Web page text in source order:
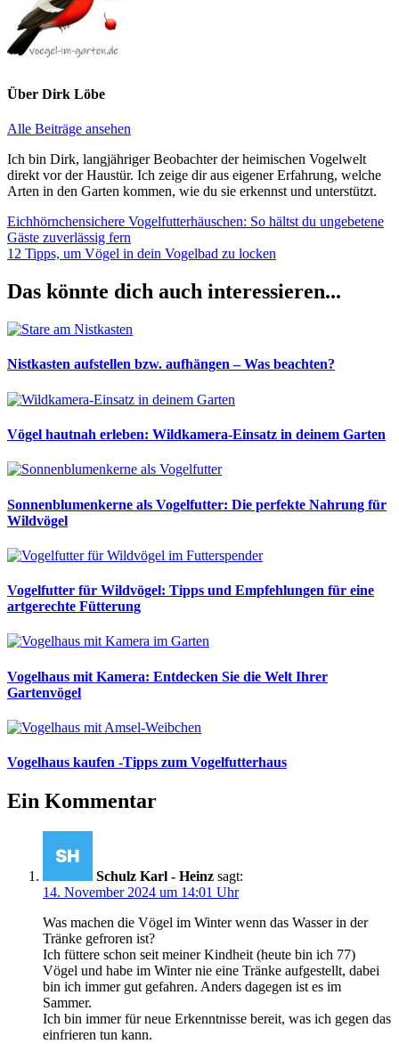
Über Dirk Löbe
Alle Beiträge ansehen
Ich bin Dirk, langjähriger Beobachter der heimischen Vogelwelt
direkt vor der Haustür. Ich zeige dir aus eigener Erfahrung, welche
Arten in den Garten kommen, wie du sie erkennst und unterstützt.
Beitragsnavigation
Vorheriger
Beitrag:
Eichhörnchensichere Vogelfutterhäuschen: So hältst du ungebetene
Gäste zuverlässig fern
Nächster
12 Tipps, um Vögel in dein Vogelbad zu locken
Das könnte dich auch interessieren...
Nistkasten aufstellen bzw. aufhängen – Was beachten?
Vögel hautnah erleben: Wildkamera-Einsatz in deinem Garten
Sonnenblumenkerne als Vogelfutter: Die perfekte Nahrung für
Wildvögel
Vogelfutter für Wildvögel: Tipps und Empfehlungen für eine
artgerechte Fütterung
Vogelhaus mit Kamera: Entdecken Sie die Welt Ihrer
Gartenvögel
Vogelhaus kaufen -Tipps zum Vogelfutterhaus
Ein Kommentar
Schulz Karl - Heinz sagt:
14. November 2024 um 14:01 Uhr
Was machen die Vögel im Winter wenn das Wasser in der
Tränke gefroren ist?
Ich füttere schon seit meiner Kindheit (heute bin ich 77)
Vögel und habe im Winter nie eine Tränke aufgestellt, dabei
bin ich immer gut gefahren. Anders dagegen ist es im
Sammer.
Ich bin immer für neue Erkenntnisse bereit, was ich gegen das
einfrieren tun kann.